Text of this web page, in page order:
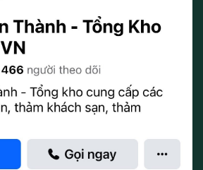
và tinh tế, thì việc chọn các loại thảm
giản và màu sắc tối giản là lựa chọn hợp
một không gian thanh lịch và sang trọng.